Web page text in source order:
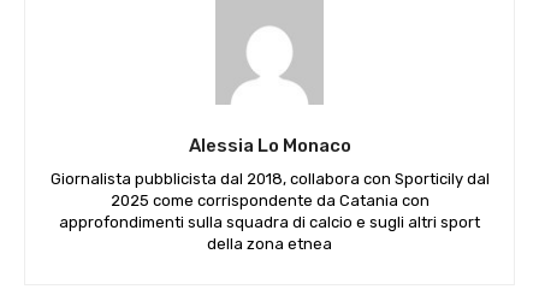
Alessia Lo Monaco
Giornalista pubblicista dal 2018, collabora con Sporticily dal
2025 come corrispondente da Catania con
approfondimenti sulla squadra di calcio e sugli altri sport
della zona etnea